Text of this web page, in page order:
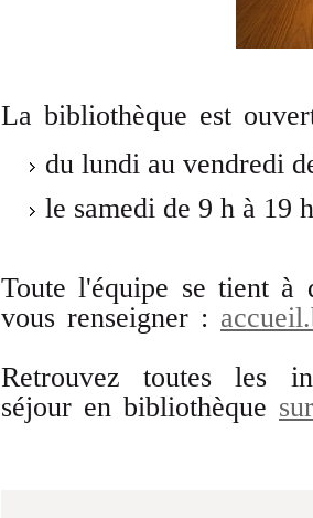
La bibliothèque est
du lundi au vendredi
le samedi de 9 h à 19
Toute l'équipe se tient à
vous renseigner :
Retrouvez toutes les
séjour en bibliothèque